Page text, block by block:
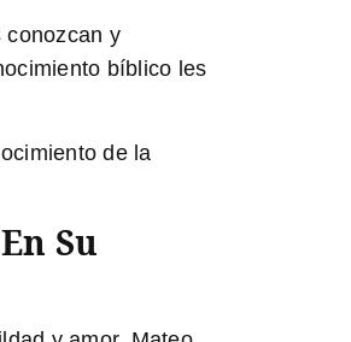
conozcan y
bíblico les
de la
Su